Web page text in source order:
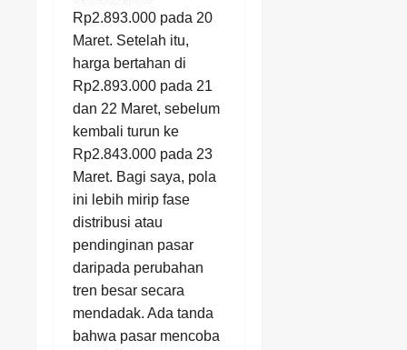
Rp2.893.000 pada 20
Maret. Setelah itu,
harga bertahan di
Rp2.893.000 pada 21
dan 22 Maret, sebelum
kembali turun ke
Rp2.843.000 pada 23
Maret. Bagi saya, pola
ini lebih mirip fase
distribusi atau
pendinginan pasar
daripada perubahan
tren besar secara
mendadak. Ada tanda
bahwa pasar mencoba